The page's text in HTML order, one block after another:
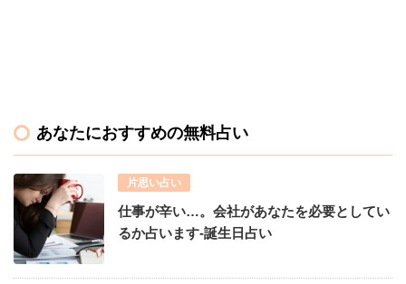
あなたにおすすめの無料占い
片思い占い
仕事が辛い…。会社があなたを必要としてい
るか占います-誕生日占い